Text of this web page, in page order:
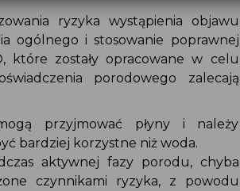
ryzyka wystąpienia objawu
ogólnego i stosowanie poprawnej
które zostały opracowane w celu
porodowego zalecają
przyjmować płyny i należy
bardziej korzystne niż woda.
aktywnej fazy porodu, chyba
czynnikami ryzyka, z powodu